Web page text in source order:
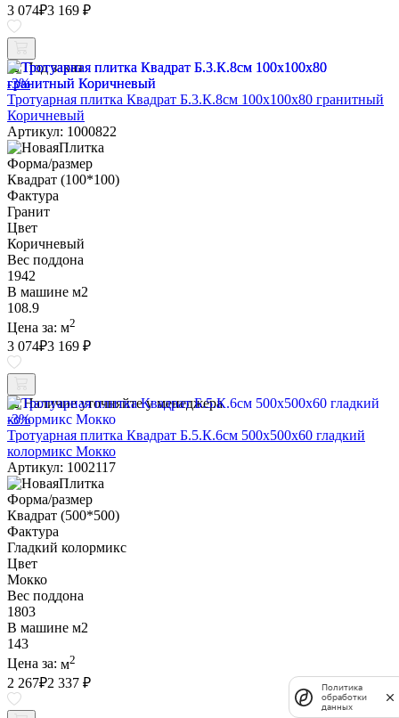
3 074₽3 169 ₽
Под заказ
-3%
Тротуарная плитка Квадрат Б.3.К.8см 100х100х80 гранитный
Коричневый
Артикул: 1000822
Форма/размер
Квадрат (100*100)
Фактура
Гранит
Цвет
Коричневый
Вес поддона
1942
В машине м2
108.9
Цена за: м2
3 074₽3 169 ₽
Наличие уточняйте у менеджера
-3%
Тротуарная плитка Квадрат Б.5.К.6см 500х500х60 гладкий
колормикс Мокко
Артикул: 1002117
Форма/размер
Квадрат (500*500)
Фактура
Гладкий колормикс
Цвет
Мокко
Вес поддона
1803
В машине м2
143
Цена за: м2
2 267₽2 337 ₽
Политика
обработки
данных